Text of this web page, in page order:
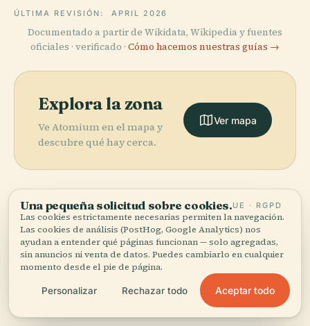
ÚLTIMA REVISIÓN: APRIL 2026
Documentado a partir de Wikidata, Wikipedia y fuentes
oficiales · verificado · Cómo hacemos nuestras guías →
Explora la zona
Ve Atomium en el mapa y
descubre qué hay cerca.
Ver mapa
More inBruselas.
297 lugares por descubrir — unos cuantos que merece
la pena combinar.
PLACE
Museos Reales
de Bellas Artes
PLACE
Grand-Place
PLACE
la Moneda
PLACE
Catedral de
San Miguel y
Santa Gúdula
de Bruselas
Una pequeña solicitud sobre cookies.UE · RGPD
Las cookies estrictamente necesarias permiten la navegación.
Las cookies de análisis (PostHog, Google Analytics) nos
ayudan a entender qué páginas funcionan — solo agregadas,
sin anuncios ni venta de datos. Puedes cambiarlo en cualquier
momento desde el pie de página.
Personalizar Rechazar todo Aceptar todo